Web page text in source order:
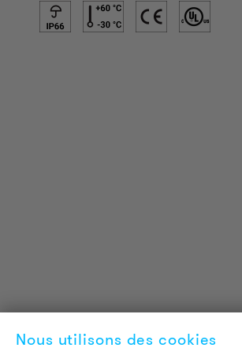
Offres d'emploi
Nous utilisons des cookies